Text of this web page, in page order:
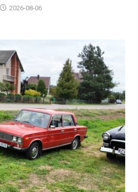
2026-08-06